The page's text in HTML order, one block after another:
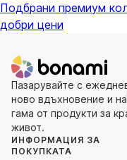
Подбрани премиум
добри цени
Пазарувайте с
ново вдъхновение и
гама от продукти за
живот.
ИНФОРМАЦИЯ ЗА
ПОКУПКАТА